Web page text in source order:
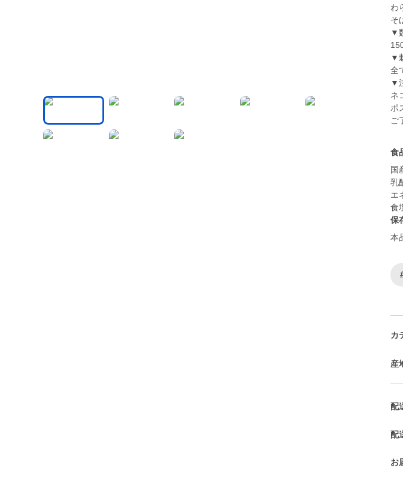
わ
そ
▼
▼
全
▼
ネ
ポ
ご
食
国
乳
エ
保
本
カ
産
配
配
お